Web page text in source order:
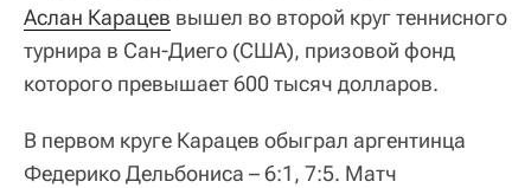
Аслан Карацев вышел во второй круг теннисного
турнира в Сан-Диего (США), призовой фонд
которого превышает 600 тысяч долларов.
В первом круге Карацев обыграл аргентинца
Федерико Дельбониса – 6:1, 7:5. Матч